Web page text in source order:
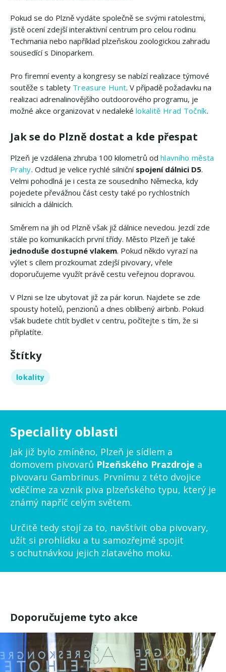
Pokud se do Plzně vydáte společně se svými ratolestmi,
jistě ocení zdejší interaktivní centrum pro celou rodinu
Techmania nebo například plzeňskou zoologickou zahradu
sousedící s Dinoparkem.
Pro firemní eventy a kongresy se nabízí realizace týmové
soutěže s tablety Treasure Hunt. V případě požadavku na
realizaci adrenalinovějšího outdoorového programu, je
možné akce organizovat v nedaleké lokalitě Hrad Točník.
Jak se do Plzně dostat a kde přespat
Plzeň je vzdálena zhruba 100 kilometrů od hlavního města
Prahy. Odtud je velice rychlé silniční spojení dálnici D5.
Velmi pohodlná je i cesta ze sousedního Německa, kdy
pojedete převážnou část cesty také po rychlostních
silnicích a dálnicích.
Směrem na jih od Plzně však již dálnice nevedou. Jezdí zde
stále po komunikacích první třídy. Město Plzeň je také
jednoduše dostupné vlakem. Pokud někdo vyrazí na
výlet s cílem prozkoumat zdejší pivovary, vřele
doporučujeme využít právě cestu veřejnou dopravou.
V Plzni se lze ubytovat již za pár korun. Najdete se zde
spousty hotelů, penzionů a dnes oblíbený airbnb. Pokud
však budete chtít bydlet v centru, počítejte s tím, že si
připlatíte.
Štítky
lokality
Speciality oblasti
Jak již bylo zmíněno, Plzeň je sídlem a
domovem pivovarů Plzeňského Prazdroje a
pivovaru Gambrinus. Prvnímu z této dvojice
vděčíme za vznik piva plzeňského typu, který je
známý napříč celým světem.
Určitě tedy stojí za to, navštívit oba pivovary,
užít si prohlídku a tu samozřejmě spojit
s ochutnávkou jejich zlatavého moku.
Doporučujeme tyto akce